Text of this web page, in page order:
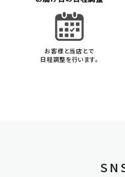
お客様と当店とで
日程調整を行います。